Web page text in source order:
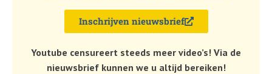
Inschrijven nieuwsbrief
Youtube censureert steeds meer video’s! Via de
nieuwsbrief kunnen we u altijd bereiken!